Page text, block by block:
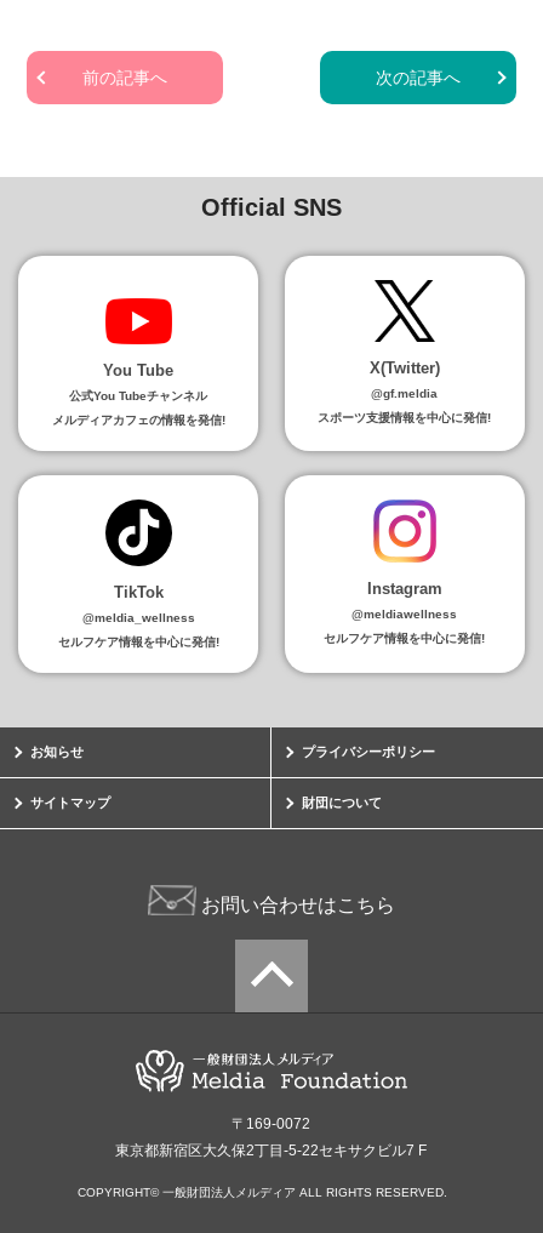
前の記事へ 次の記事へ
Official SNS
You Tube
公式You Tubeチャンネル
メルディアカフェの情報を発信!
X(Twitter)
@gf.meldia
スポーツ支援情報を中心に発信!
TikTok
@meldia_wellness
セルフケア情報を中心に発信!
Instagram
@meldiawellness
セルフケア情報を中心に発信!
お知らせ プライバシーポリシー
サイトマップ 財団について
お問い合わせはこちら
〒169-0072
東京都新宿区大久保2丁目-5-22セキサクビル7 F
COPYRIGHT© 一般財団法人メルディア ALL RIGHTS RESERVED.